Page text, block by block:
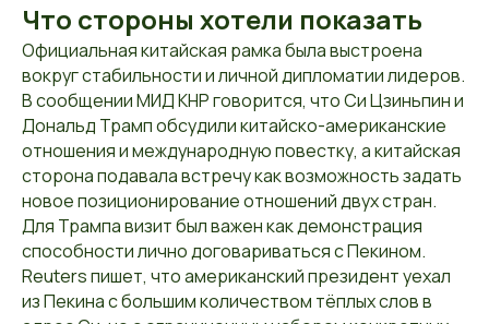
Что стороны хотели показать
Официальная китайская рамка была выстроена
вокруг стабильности и личной дипломатии лидеров.
В сообщении МИД КНР говорится, что Си Цзиньпин и
Дональд Трамп обсудили китайско-американские
отношения и международную повестку, а китайская
сторона подавала встречу как возможность задать
новое позиционирование отношений двух стран.
Для Трампа визит был важен как демонстрация
способности лично договариваться с Пекином.
Reuters пишет, что американский президент уехал
из Пекина с большим количеством тёплых слов в